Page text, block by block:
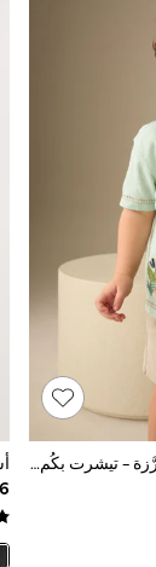
أخضر نعناعي ـ حيوانات سفاري مطرَّزة - تيشرت بكُم قصير (3 أشهر - 7 سنوات)